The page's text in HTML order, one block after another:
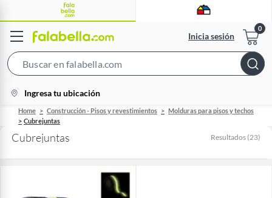
Inicia sesión
Bar
location-
icon
Ingresa tu ubicación
Home Construcción - Pisos y revestimientos
Molduras para pisos y techos
Cubrejuntas
Cubrejuntas Resultados (23)